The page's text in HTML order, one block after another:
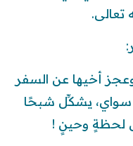
تعالى.
أخيها عن السفر
سواي، يشكِّل شبحًا
لحظةٍ وحينٍ !